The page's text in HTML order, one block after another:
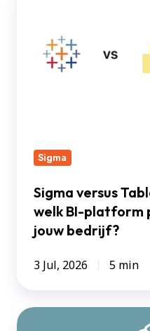
versus
Power
past
beste
jouw
bedrijf?
Sigma
Sigma versus
welk BI-platform
jouw bedrijf?
3 Jul, 2026 5 min
De